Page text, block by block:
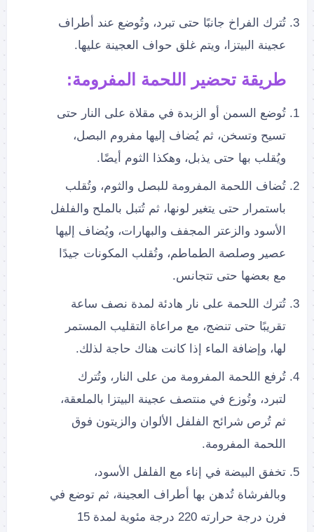
تُترك الفراخ جانبًا حتى تبرد، وتُوضع عند أطراف
عجينة البيتزا، ويتم غلق حواف العجينة عليها.
طريقة تحضير اللحمة المفرومة:
تُوضع السمن أو الزبدة في مقلاة على النار حتى
تسيح وتسخن، ثم يُضاف إليها مفروم البصل،
ويُقلب بها حتى يذبل، وهكذا الثوم أيضًا.
تُضاف اللحمة المفرومة للبصل والثوم، وتُقلب
باستمرار حتى يتغير لونها، ثم تُتبل بالملح والفلفل
الأسود والزعتر المجفف والبهارات، ويُضاف إليها
عصير وصلصة الطماطم، وتُقلب المكونات جيدًا
مع بعضها حتى تتجانس.
تُترك اللحمة على نار هادئة لمدة نصف ساعة
تقريبًا حتى تنضج، مع مراعاة التقليب المستمر
لها، وإضافة الماء إذا كانت هناك حاجة لذلك.
تُرفع اللحمة المفرومة من على النار، وتُترك
لتبرد، وتُوزع في منتصف عجينة البيتزا بالملعقة،
ثم تُرص شرائح الفلفل الألوان والزيتون فوق
اللحمة المفرومة.
تخفق البيضة في إناء مع الفلفل الأسود،
وبالفرشاة تُدهن بها أطراف العجينة، ثم توضع في
فرن درجة حرارته 220 درجة مئوية لمدة 15